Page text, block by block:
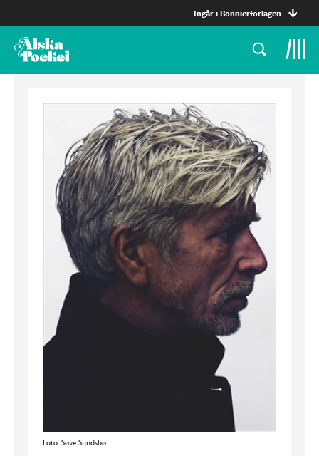
Ingår i Bonnierförlagen
Foto: Søve Sundsbø